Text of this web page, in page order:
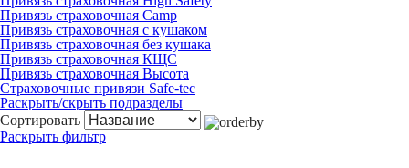
Привязь страховочная Camp
Привязь страховочная с кушаком
Привязь страховочная без кушака
Привязь страховочная КЩС
Привязь страховочная Высота
Страховочные привязи Safe-tec
Раскрыть/скрыть подразделы
Сортировать
Раскрыть фильтр